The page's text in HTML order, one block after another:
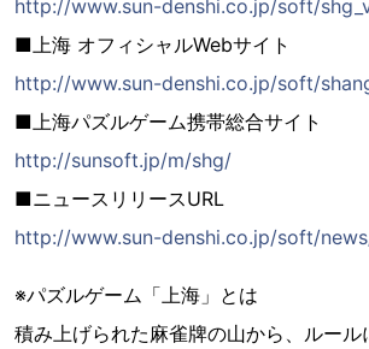
http://www.sun-denshi.co.jp/soft/
■上海 オフィシャルWebサイト
http://www.sun-denshi.co.jp/soft/
■上海パズルゲーム携帯総合サイト
http://sunsoft.jp/m/shg/
■ニュースリリースURL
http://www.sun-denshi.co.jp/soft/
※パズルゲーム「上海」とは
積み上げられた麻雀牌の山から、ルー